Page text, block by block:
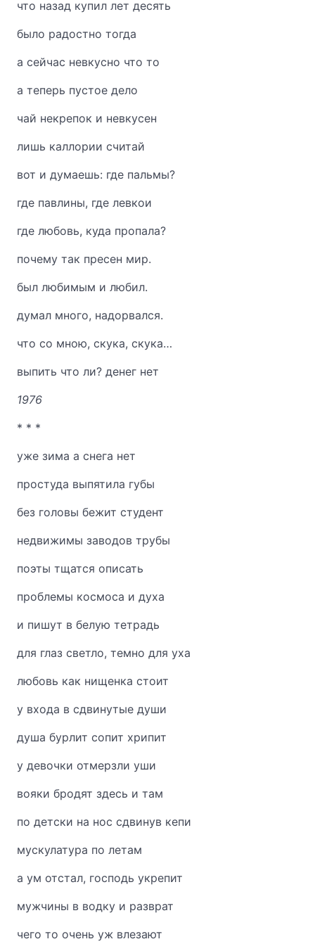
что назад купил лет десять
было радостно тогда
а сейчас невкусно что то
а теперь пустое дело
чай некрепок и невкусен
лишь каллории считай
вот и думаешь: где пальмы?
где павлины, где левкои
где любовь, куда пропала?
почему так пресен мир.
был любимым и любил.
думал много, надорвался.
что со мною, скука, скука…
выпить что ли? денег нет
1976
* * *
уже зима а снега нет
простуда выпятила губы
без головы бежит студент
недвижимы заводов трубы
поэты тщатся описать
проблемы космоса и духа
и пишут в белую тетрадь
для глаз светло, темно для уха
любовь как нищенка стоит
у входа в сдвинутые души
душа бурлит сопит хрипит
у девочки отмерзли уши
вояки бродят здесь и там
по детски на нос сдвинув кепи
мускулатура по летам
а ум отстал, господь укрепит
мужчины в водку и разврат
чего то очень уж влезают